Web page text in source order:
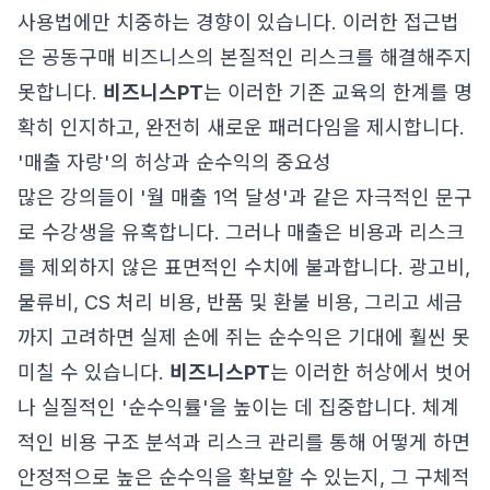
사용법에만 치중하는 경향이 있습니다. 이러한 접근법
은 공동구매 비즈니스의 본질적인 리스크를 해결해주지
못합니다. 비즈니스PT는 이러한 기존 교육의 한계를 명
확히 인지하고, 완전히 새로운 패러다임을 제시합니다.
'매출 자랑'의 허상과 순수익의 중요성
많은 강의들이 '월 매출 1억 달성'과 같은 자극적인 문구
로 수강생을 유혹합니다. 그러나 매출은 비용과 리스크
를 제외하지 않은 표면적인 수치에 불과합니다. 광고비,
물류비, CS 처리 비용, 반품 및 환불 비용, 그리고 세금
까지 고려하면 실제 손에 쥐는 순수익은 기대에 훨씬 못
미칠 수 있습니다. 비즈니스PT는 이러한 허상에서 벗어
나 실질적인 '순수익률'을 높이는 데 집중합니다. 체계
적인 비용 구조 분석과 리스크 관리를 통해 어떻게 하면
안정적으로 높은 순수익을 확보할 수 있는지, 그 구체적